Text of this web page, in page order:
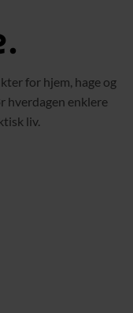
for hjem, hage og
hverdagen enklere
liv.